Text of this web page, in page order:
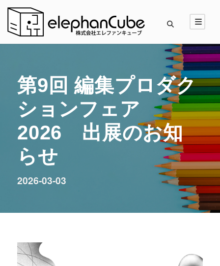
第9回 編集プロダク
ションフェア
2026 出展のお知
らせ
2026-03-03